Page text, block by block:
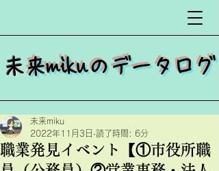
​未来mikuのデータログ
職業発見イベント【①市役所職
未来miku
2022年11月3日 読了時間: 6分